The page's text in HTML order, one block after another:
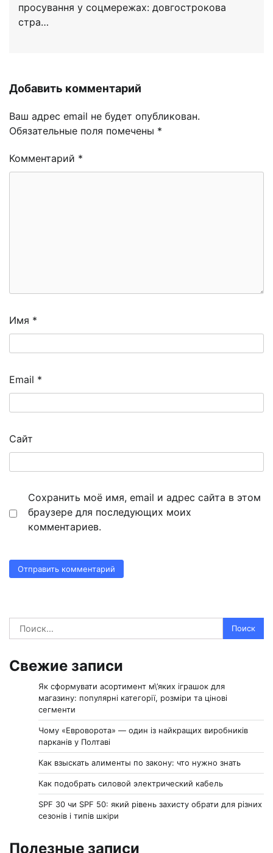
просування у соцмережах: довгострокова
стра…
Добавить комментарий
Ваш адрес email не будет опубликован.
Обязательные поля помечены *
Комментарий *
Имя *
Email *
Сайт
Сохранить моё имя, email и адрес сайта в этом
браузере для последующих моих
комментариев.
Найти:
Свежие записи
Як сформувати асортимент м\’яких іграшок для
магазину: популярні категорії, розміри та цінові
сегменти
Чому «Евроворота» — один із найкращих виробників
парканів у Полтаві
Как взыскать алименты по закону: что нужно знать
Как подобрать силовой электрический кабель
SPF 30 чи SPF 50: який рівень захисту обрати для різних
сезонів і типів шкіри
Полезные записи